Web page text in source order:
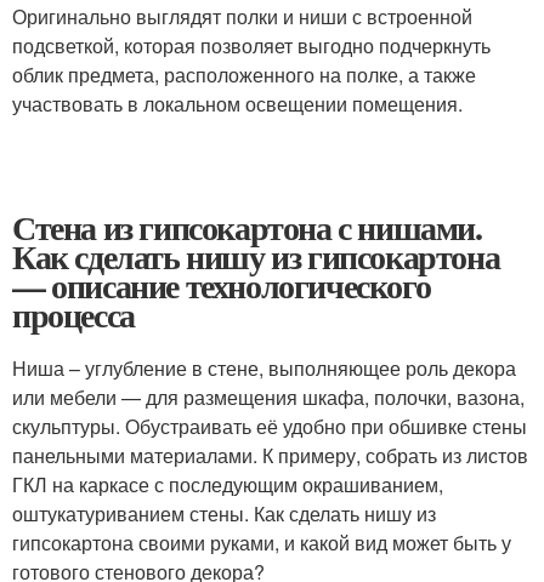
Оригинально выглядят полки и ниши с встроенной
подсветкой, которая позволяет выгодно подчеркнуть
облик предмета, расположенного на полке, а также
участвовать в локальном освещении помещения.
Стена из гипсокартона с нишами.
Как сделать нишу из гипсокартона
— описание технологического
процесса
Ниша – углубление в стене, выполняющее роль декора
или мебели — для размещения шкафа, полочки, вазона,
скульптуры. Обустраивать её удобно при обшивке стены
панельными материалами. К примеру, собрать из листов
ГКЛ на каркасе с последующим окрашиванием,
оштукатуриванием стены. Как сделать нишу из
гипсокартона своими руками, и какой вид может быть у
готового стенового декора?